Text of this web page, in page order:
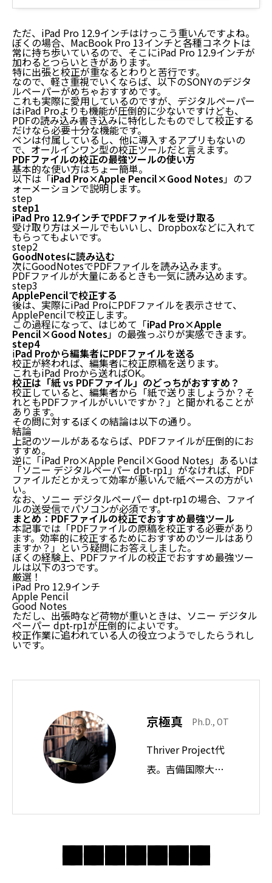
ただ、iPad Pro 12.9インチはけっこう重いんですよね。
ぼくの場合、MacBook Pro 13インチと各種コネクトは
常に持ち歩いているので、そこにiPad Pro 12.9インチが
加わるとつらいときがあります。
特に出張と校正が重なるとわりと苦行です。
なので、軽さ重視でいくならば、以下のSONYのデジタ
ルペーパーがめちゃおすすめです。
これも実際に愛用しているのですが、デジタルペーパー
はiPad Proよりも機能が圧倒的に少ないですけども、
PDFの読み込み書き込みに特化したものでして校正する
だけなら必要十分な機能です。
ペンは付属しているし、他に導入するアプリもないの
で、オールインワン型の校正ツールだと言えます。
PDFファイルの校正の最強ツールの使い方
基本的な使い方はちょー簡単。
以下は「iPad Pro×Apple Pencil×Good Notes」のフ
ォーメーションで説明します。
step
step1
iPad Pro 12.9インチでPDFファイルを受け取る
受け取り方はメールでもいいし、Dropboxなどに入れて
もらってもよいです。
step2
GoodNotesに読み込む
次にGoodNotesでPDFファイルを読み込みます。
PDFファイルが大量にあるときも一気に読み込めます。
step3
ApplePencilで校正する
後は、実際にiPad ProにPDFファイルを表示させて、
ApplePencilで校正します。
この過程になって、はじめて「iPad Pro×Apple
Pencil×Good Notes」の最強っぷりが実感できます。
step4
iPad Proから編集者にPDFファイルを送る
校正が終われば、編集者に校正原稿を送ります。
これもiPad Proから送ればOK。
校正は「紙 vs PDFファイル」のどっちがおすすめ？
校正していると、編集者から「紙で送りましょうか？そ
れともPDFファイルがいいですか？」と聞かれることが
あります。
その問に対するぼくの結論は以下の通り。
結論
上記のツールがあるならば、PDFファイルが圧倒的にお
すすめ。
逆に「iPad Pro×Apple Pencil×Good Notes」あるいは
「ソニー デジタルペーパー dpt-rp1」がなければ、PDF
ファイルだとかえって効率が悪いんで紙ベースの方がい
い。
なお、ソニー デジタルペーパー dpt-rp1の場合、ファイ
ルの送受信でパソコンが必須です。
まとめ：PDFファイルの校正でおすすめ最強ツール
本記事では「PDFファイルの原稿を校正する必要があり
ます。効率的に校正するためにおすすめのツールはあり
ますか？」という疑問にお答えしました。
ぼくの経験上、PDFファイルの校正でおすすめ最強ツー
ルは以下の3つです。
厳選！
iPad Pro 12.9インチ
Apple Pencil
Good Notes
ただし、出張時など荷物が重いときは、ソニー デジタル
ペーパー dpt-rp1が圧倒的によいです。
校正作業に追われている人の役立つようでしたらうれし
いです。
京極真 Ph.D., OT
Thriver Project代
表。吉備国際大学
問い直し、分かり
合えない世界で人
PDFファイルの校正でおすすめ最強ツール【厳選3
つ】
iPad Pro 12.9インチ
Apple Pencil
Good Notes
PDFファイルの校正でおすすめ最強ツール【＋1】
PDFファイルの校正の最強ツールの使い方
校正は「紙 vs PDFファイル」のどっちがおすすめ？
まとめ：PDFファイルの校正でおすすめ最強ツール